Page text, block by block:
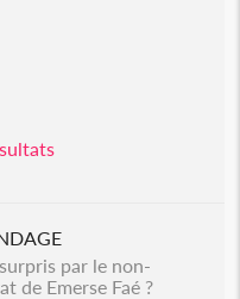
par le non-
de Emerse Faé ?